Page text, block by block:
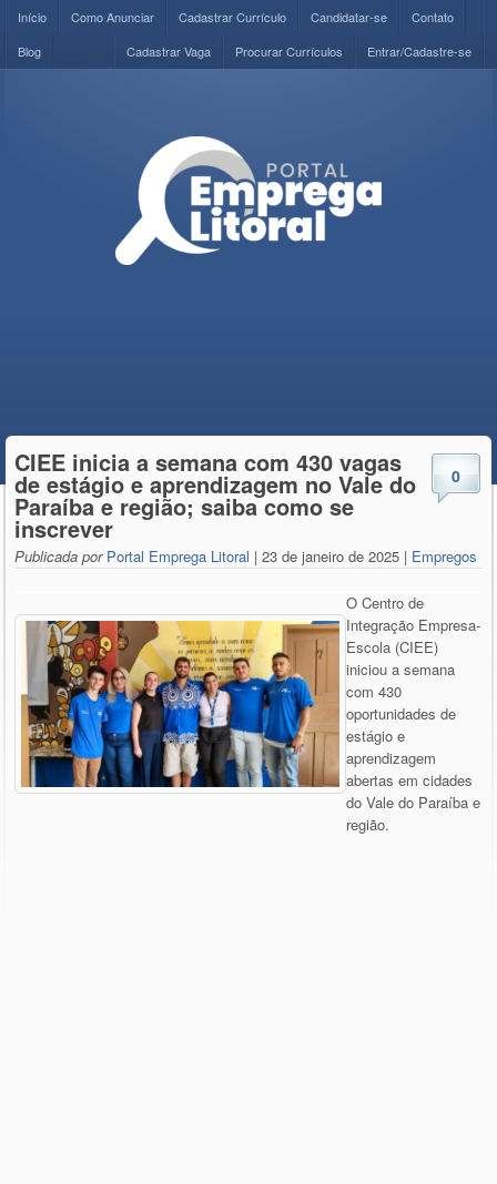
Início Como Anunciar Cadastrar Currículo Candidatar-se
Contato
Blog
Entrar/Cadastre-se
Procurar Currículos
Cadastrar Vaga
0
CIEE inicia a semana com 430 vagas
de estágio e aprendizagem no Vale do
Paraíba e região; saiba como se
inscrever
Publicada por Portal Emprega Litoral | 23 de janeiro de 2025 | Empregos
O Centro de
Integração Empresa-
Escola (CIEE)
iniciou a semana
com 430
oportunidades de
estágio e
aprendizagem
abertas em cidades
do Vale do Paraíba e
região.